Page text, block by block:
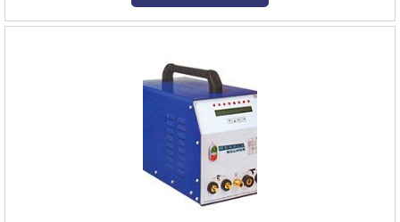
realizado com a tocha garante:Melhor qualidade de corte;Maior
produtividade;Menor custo por peça e, consequentemente, mais
lucro;Facilidade e flexibilidade no momento da operação;Mais
segurança.Produzida com materiais de alta qualidade e
durabilidade, para assim, obter a maior eficiência do equipamento
que tem a utilidade de soldar peças, um grande diferencial para
segmentos como indústrias, metalúrgicas e segmentos industriais